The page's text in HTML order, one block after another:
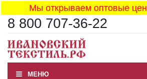
Мы открываем оптовые
8 800 707-36-22
МЕНЮ